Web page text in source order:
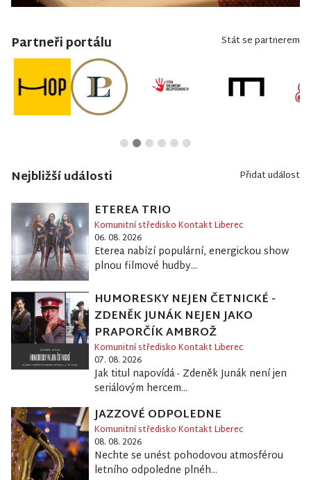
Partneři portálu Stát se partnerem
Nejbližší události Přidat událost
ETEREA TRIO
Komunitní středisko Kontakt Liberec
06. 08. 2026
Eterea nabízí populární, energickou show
plnou filmové hudby...
HUMORESKY NEJEN ČETNICKÉ -
ZDENĚK JUNÁK NEJEN JAKO
PRAPORČÍK AMBROŽ
Komunitní středisko Kontakt Liberec
07. 08. 2026
Jak titul napovídá - Zdeněk Junák není jen
seriálovým hercem...
JAZZOVÉ ODPOLEDNE
Komunitní středisko Kontakt Liberec
08. 08. 2026
Nechte se unést pohodovou atmosférou
letního odpoledne plnéh...